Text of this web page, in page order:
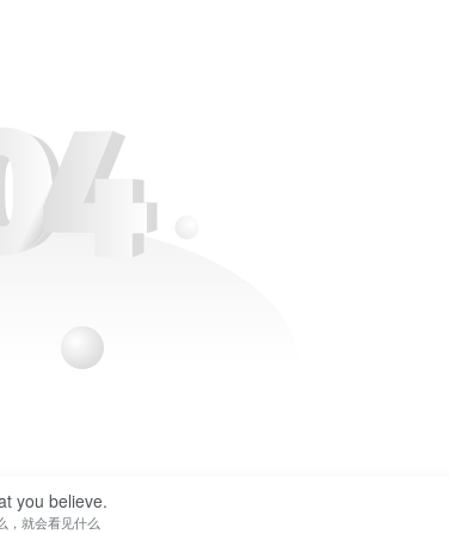
you believe.
，就会看见什么